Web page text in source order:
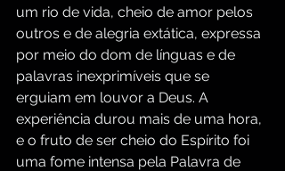
um rio de vida, cheio de amor pelos
outros e de alegria extática, expressa
por meio do dom de línguas e de
palavras inexprimíveis que se
erguiam em louvor a Deus. A
experiência durou mais de uma hora,
e o fruto de ser cheio do Espírito foi
uma fome intensa pela Palavra de